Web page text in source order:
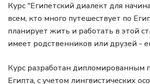
Курс "Египетский диалект для
всем, кто много путешествует по
планирует жить и работать в этой
имеет родственников или друзей -
Курс разработан дипломированным
Египта, с учетом лингвистических